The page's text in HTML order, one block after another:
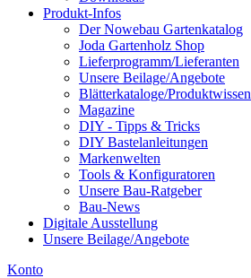
Produkt-Infos
Der Nowebau Gartenkatalog
Joda Gartenholz Shop
Lieferprogramm/Lieferanten
Unsere Beilage/Angebote
Blätterkataloge/Produktwissen
Magazine
DIY - Tipps & Tricks
DIY Bastelanleitungen
Markenwelten
Tools & Konfiguratoren
Unsere Bau-Ratgeber
Bau-News
Digitale Ausstellung
Unsere Beilage/Angebote
Konto